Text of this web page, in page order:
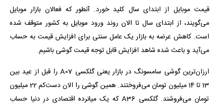
قیمت موبایل از ابتدای سال کلید خورد. آنطور که فعالان بازار موبایل
می‌گویند، از ابتدای سال تا الان روند ورود موبایل به کشور متوقف شده
است. کاهش عرضه به بازار یک عامل سنتی برای افزایش قیمت به حساب
می‌آید و باعث شده شاهد افزایش قابل توجه قیمت گوشی باشیم.
ارزان‌ترین گوشی سامسونگ در بازار یعنی گلکسی A07 را قبل از عید بین
13 تا 14 میلیون تومان می‌فروختند. همین گوشی را الان دست‌کم 22 میلیون
تومان می‌فروشند. گلکسی A36 که یک میانرده اقتصادی در دنیا حساب